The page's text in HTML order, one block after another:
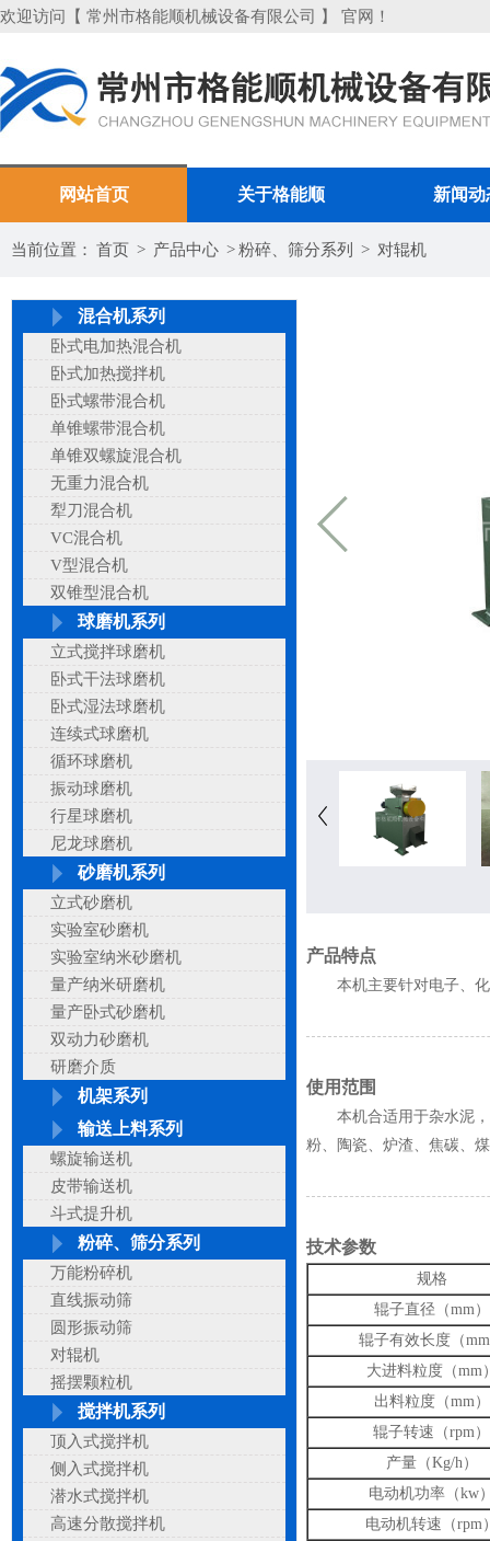
欢迎访问【 常州市格能顺机械设备有限公司 】 官网！
网站首页 关于格能顺 新闻动
当前位置： 首页 > 产品中心 >粉碎、筛分系列 > 对辊机
混合机系列
卧式电加热混合机
卧式加热搅拌机
卧式螺带混合机
单锥螺带混合机
单锥双螺旋混合机
无重力混合机
犁刀混合机
VC混合机
V型混合机
双锥型混合机
球磨机系列
立式搅拌球磨机
卧式干法球磨机
卧式湿法球磨机
连续式球磨机
循环球磨机
振动球磨机
行星球磨机
尼龙球磨机
砂磨机系列
立式砂磨机
实验室砂磨机
实验室纳米砂磨机
量产纳米研磨机
量产卧式砂磨机
双动力砂磨机
研磨介质
机架系列
输送上料系列
螺旋输送机
皮带输送机
斗式提升机
粉碎、筛分系列
万能粉碎机
直线振动筛
圆形振动筛
对辊机
摇摆颗粒机
搅拌机系列
顶入式搅拌机
侧入式搅拌机
潜水式搅拌机
高速分散搅拌机
产品特点
本机主要针对电子、化
使用范围
本机合适用于杂水泥，
粉、陶瓷、炉渣、焦碳、
技术参数
规格
辊子直径（mm）
辊子有效长度（
大进料粒度（mm
出料粒度（mm）
辊子转速（rpm）
产量（Kg/h）
电动机功率（kw
电动机转速（rpm